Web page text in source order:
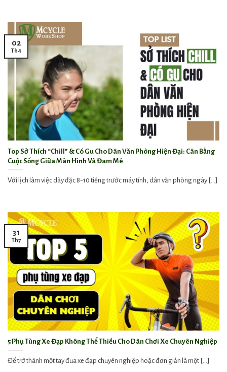
Top Sở Thích “Chill” & Có Gu Cho Dân Văn Phòng Hiện Đại: Cân Bằng
Cuộc Sống Giữa Màn Hình Và Đam Mê
Với lịch làm việc dày đặc 8-10 tiếng trước máy tính, dân văn phòng ngày [...]
02
Th4
5 Phụ Tùng Xe Đạp Không Thể Thiếu Cho Dân Chơi Xe Chuyên Nghiệp
Để trở thành một tay đua xe đạp chuyên nghiệp hoặc đơn giản là một [...]
31
Th7